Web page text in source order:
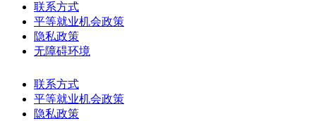
联系方式
平等就业机会政策
隐私政策
无障碍环境
联系方式
平等就业机会政策
隐私政策